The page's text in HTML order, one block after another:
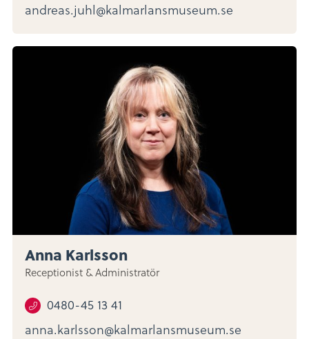
andreas.juhl@kalmarlansmuseum.se
Anna Karlsson
Receptionist & Administratör
0480-45 13 41
anna.karlsson@kalmarlansmuseum.se